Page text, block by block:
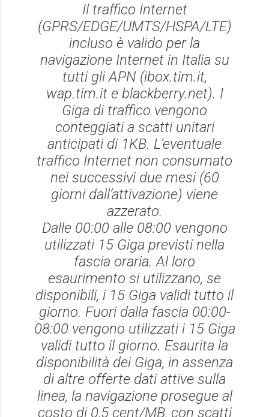
Il traffico Internet
(GPRS/EDGE/UMTS/HSPA/LTE)
incluso è valido per la
navigazione Internet in Italia su
tutti gli APN (ibox.tim.it,
wap.tim.it e blackberry.net). I
Giga di traffico vengono
conteggiati a scatti unitari
anticipati di 1KB. L'eventuale
traffico Internet non consumato
nei successivi due mesi (60
giorni dall’attivazione) viene
azzerato.
Dalle 00:00 alle 08:00 vengono
utilizzati 15 Giga previsti nella
fascia oraria. Al loro
esaurimento si utilizzano, se
disponibili, i 15 Giga validi tutto il
giorno. Fuori dalla fascia 00:00-
08:00 vengono utilizzati i 15 Giga
validi tutto il giorno. Esaurita la
disponibilità dei Giga, in assenza
di altre offerte dati attive sulla
linea, la navigazione prosegue al
costo di 0,5 cent/MB, con scatti